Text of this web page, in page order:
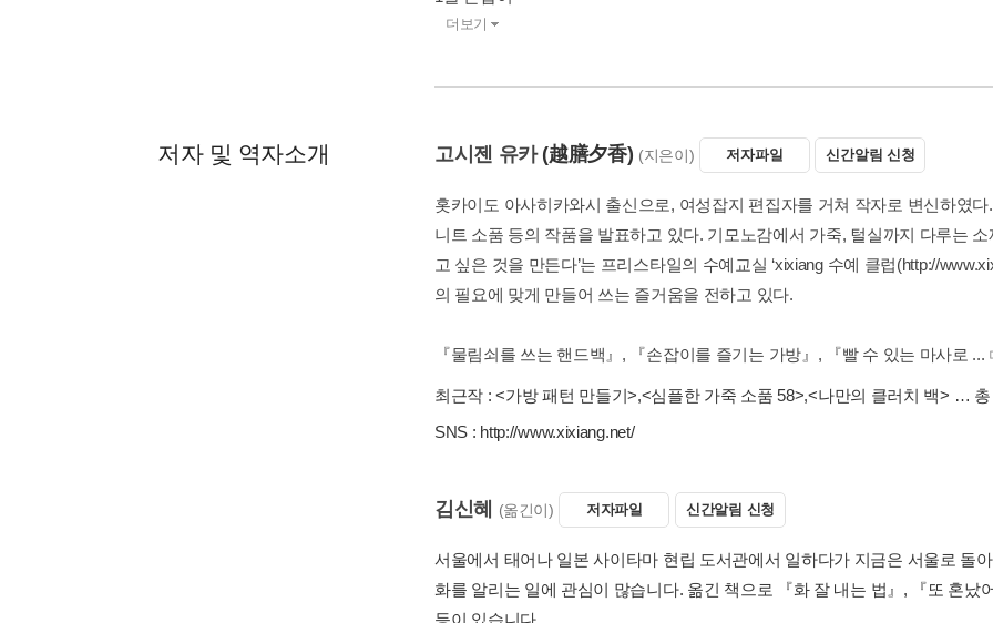
더보기
저자 및 역자소개 고시젠 유카(越膳夕香) (지은이) 저자파일 신간알림 신청
홋카이도 아사히카와시 출신으로, 여성잡지 편집자를 거쳐 작자로 변신하였
니트 소품 등의 작품을 발표하고 있다. 기모노감에서 가죽, 털실까지 다루는
고 싶은 것을 만든다’는 프리스타일의 수예교실 ‘xixiang 수예 클럽(http://
의 필요에 맞게 만들어 쓰는 즐거움을 전하고 있다.
『물림쇠를 쓰는 핸드백』, 『손잡이를 즐기는 가방』, 『빨 수 있는 마사로 ...
최근작 :<가방 패턴 만들기>,<심플한 가죽 소품 58>,<나만의 클러치 백> … 총
SNS : http://www.xixiang.net/
김신혜 (옮긴이) 저자파일 신간알림 신청
서울에서 태어나 일본 사이타마 현립 도서관에서 일하다가 지금은 서울로 돌
화를 알리는 일에 관심이 많습니다. 옮긴 책으로 『화 잘 내는 법』, 『또 혼났
등이 있습니다.